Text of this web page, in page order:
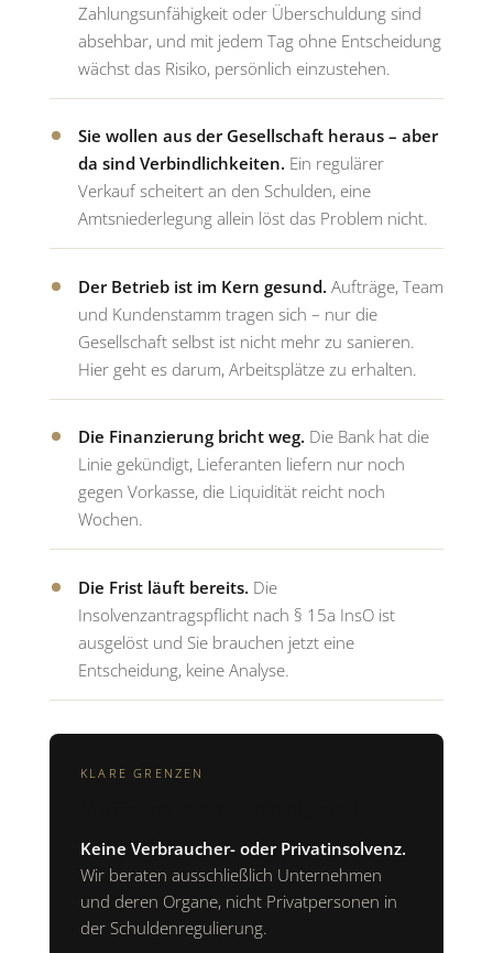
Zahlungsunfähigkeit oder Überschuldung sind
absehbar, und mit jedem Tag ohne Entscheidung
wächst das Risiko, persönlich einzustehen.
Sie wollen aus der Gesellschaft heraus – aber
da sind Verbindlichkeiten. Ein regulärer
Verkauf scheitert an den Schulden, eine
Amtsniederlegung allein löst das Problem nicht.
Der Betrieb ist im Kern gesund. Aufträge, Team
und Kundenstamm tragen sich – nur die
Gesellschaft selbst ist nicht mehr zu sanieren.
Hier geht es darum, Arbeitsplätze zu erhalten.
Die Finanzierung bricht weg. Die Bank hat die
Linie gekündigt, Lieferanten liefern nur noch
gegen Vorkasse, die Liquidität reicht noch
Wochen.
Die Frist läuft bereits. Die
Insolvenzantragspflicht nach § 15a InsO ist
ausgelöst und Sie brauchen jetzt eine
Entscheidung, keine Analyse.
KLARE GRENZEN
Keine Verbraucher- oder Privatinsolvenz.
Wir beraten ausschließlich Unternehmen
und deren Organe, nicht Privatpersonen in
der Schuldenregulierung.